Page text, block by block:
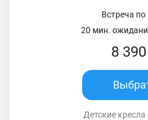
Встреча по
20 мин.
8
Детские